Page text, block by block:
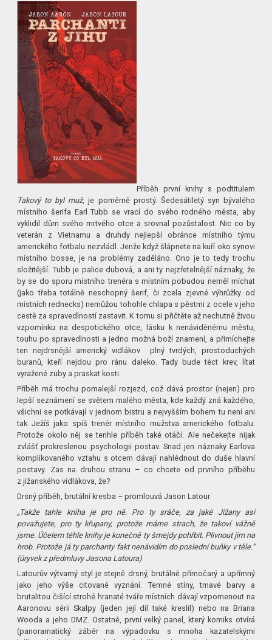
Příběh první knihy s podtitulem
Takový to byl muž, je poměrně prostý. Šedesátiletý syn bývalého
místního šerifa Earl Tubb se vrací do svého rodného města, aby
vyklidil dům svého mrtvého otce a srovnal pozůstalost. Nic co by
veterán z Vietnamu a druhdy nejlepší obránce místního týmu
amerického fotbalu nezvládl. Jenže když šlápnete na kuří oko synovi
místního bosse, je na problémy zaděláno. Ono je to tedy trochu
složitější. Tubb je palice dubová, a ani ty nejzřetelnější náznaky, že
by se do sporu místního trenéra s místním pobudou neměl míchat
(jako třeba totálně neschopný šerif, či zcela zjevné výhrůžky od
místních rednecks) nemůžou tohohle chlapa s pěstmi z ocele v jeho
cestě za spravedlností zastavit. K tomu si přičtěte až nechutně živou
vzpomínku na despotického otce, lásku k nenáviděnému městu,
touhu po spravedlnosti a jedno možná boží znamení, a přimíchejte
ten nejdrsnější americký vidlákov plný tvrdých, prostoduchých
buranů, kteří nejdou pro ránu daleko. Tady bude téct krev, lítat
vyražené zuby a praskat kosti.
Příběh má trochu pomalejší rozjezd, což dává prostor (nejen) pro
lepší seznámení se světem malého města, kde každý zná každého,
všichni se potkávají v jednom bistru a nejvyšším bohem tu není ani
tak Ježíš jako spíš trenér místního mužstva amerického fotbalu.
Protože okolo něj se tenhle příběh také otáčí. Ale nečekejte nijak
zvlášť prokreslenou psychologii postav. Snad jen náznaky Earlova
komplikovaného vztahu s otcem dávají nahlédnout do duše hlavní
postavy. Zas na druhou stranu – co chcete od prvního příběhu
z jižanského vidlákova, že?
Drsný příběh, brutální kresba – promlouvá Jason Latour
„Takže tahle kniha je pro ně. Pro ty sráče, za jaké Jižany asi
považujete, pro ty křupany, protože máme strach, že takoví vážně
jsme. Účelem téhle knihy je konečně ty šmejdy pohřbít. Plivnout jim na
hrob. Protože já ty parchanty fakt nenávidím do poslední buňky v těle.“
(úryvek z předmluvy Jasona Latoura)
Latourův výtvarný styl je stejně drsný, brutálně přímočarý a upřímný
jako jeho výše citované vyznání. Temné stíny, tmavé barvy a
brutalitou čišící strohé hranaté tváře místních dávají vzpomenout na
Aaronovu sérii Skalpy (jeden její díl také kreslil) nebo na Briana
Wooda a jeho DMZ. Ostatně, první velký panel, který komiks otvírá
(panoramatický záběr na výpadovku s mnoha kazatelskými